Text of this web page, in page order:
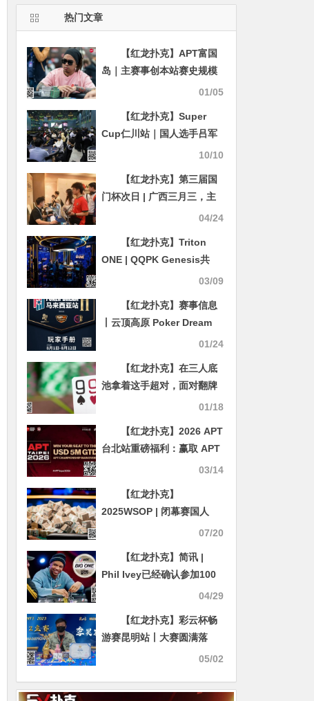
热门文章
【红龙扑克】APT富国
岛｜主赛事创本站赛史规模
记录！菲律宾选手David01/05
【红龙扑克】Super
Cup仁川站｜国人选手吕军
强获豪客赛季军 曹一凡获第
10/10
【红龙扑克】第三届国
门杯次日 | 广西三月三，主
赛A组开打共135人次参赛，
邓彪勇夺开幕赛冠军
04/24
【红龙扑克】Triton
ONE | QQPK Genesis共
1236人次报名197人晋级，
03/09
【红龙扑克】赛事信息
丨云顶高原 Poker Dream
11 马来西亚站的精彩活动01/24
【红龙扑克】在三人底
池拿着这手超对，面对翻牌
01/18
【红龙扑克】2026 APT
台北站重磅福利：赢取 APT
冠军赛主赛席位！冲击500
03/14
【红龙扑克】
2025WSOP | 闭幕赛国人
Lok Chan获季军，赛事100
本届系列赛到此结束
07/20
【红龙扑克】简讯 |
Phil Ivey已经确认参加100
万美元”一滴水”豪客赛–下一
04/29
【红龙扑克】彩云杯畅
游赛昆明站丨大赛圆满落
幕，鏖战十小时，选手李昊
杯！
05/02